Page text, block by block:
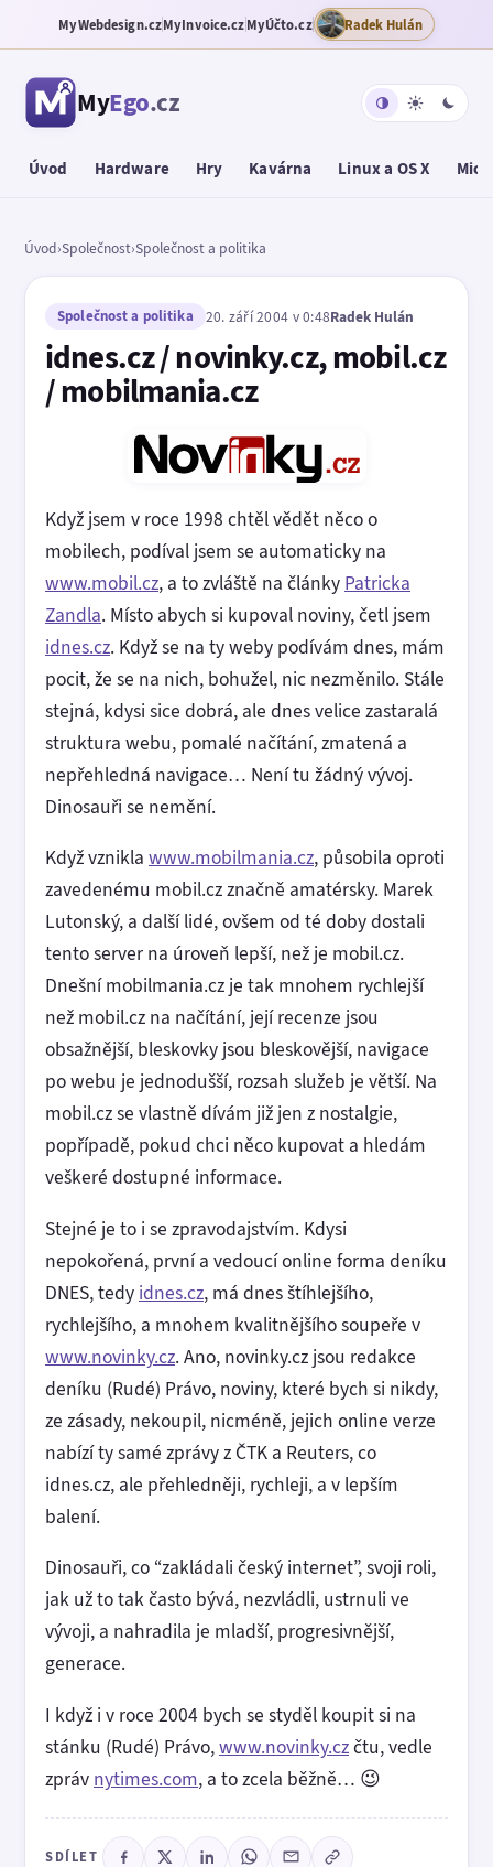
MyWebdesign.czMyInvoice.czMyÚčto.cz Radek Hulán
MyEgo.cz
Úvod Hardware Hry Kavárna Linux a OS X
Úvod›Společnost›Společnost a politika
Společnost a politika 20. září 2004 v 0:48Radek Hulán
idnes.cz / novinky.cz, mobil.cz
/ mobilmania.cz
Když jsem v roce 1998 chtěl vědět něco o
mobilech, podíval jsem se automaticky na
www.mobil.cz, a to zvláště na články Patricka
Zandla. Místo abych si kupoval noviny, četl jsem
idnes.cz. Když se na ty weby podívám dnes, mám
pocit, že se na nich, bohužel, nic nezměnilo. Stále
stejná, kdysi sice dobrá, ale dnes velice zastaralá
struktura webu, pomalé načítání, zmatená a
nepřehledná navigace… Není tu žádný vývoj.
Dinosauři se nemění.
Když vznikla www.mobilmania.cz, působila oproti
zavedenému mobil.cz značně amatérsky. Marek
Lutonský, a další lidé, ovšem od té doby dostali
tento server na úroveň lepší, než je mobil.cz.
Dnešní mobilmania.cz je tak mnohem rychlejší
než mobil.cz na načítání, její recenze jsou
obsažnější, bleskovky jsou bleskovější, navigace
po webu je jednodušší, rozsah služeb je větší. Na
mobil.cz se vlastně dívám již jen z nostalgie,
popřípadě, pokud chci něco kupovat a hledám
veškeré dostupné informace.
Stejné je to i se zpravodajstvím. Kdysi
nepokořená, první a vedoucí online forma deníku
DNES, tedy idnes.cz, má dnes štíhlejšího,
rychlejšího, a mnohem kvalitnějšího soupeře v
www.novinky.cz. Ano, novinky.cz jsou redakce
deníku (Rudé) Právo, noviny, které bych si nikdy,
ze zásady, nekoupil, nicméně, jejich online verze
nabízí ty samé zprávy z ČTK a Reuters, co
idnes.cz, ale přehledněji, rychleji, a v lepším
balení.
Dinosauři, co “zakládali český internet”, svoji roli,
jak už to tak často bývá, nezvládli, ustrnuli ve
vývoji, a nahradila je mladší, progresivnější,
generace.
I když i v roce 2004 bych se styděl koupit si na
stánku (Rudé) Právo,www.novinky.czčtu, vedle
zpráv nytimes.com, a to zcela běžně… 😉
SDÍLET